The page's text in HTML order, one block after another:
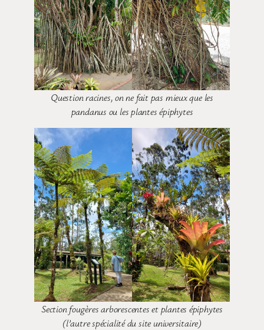
Question racines, on ne fait pas mieux que les
pandanus ou les plantes épiphytes
Section fougères arborescentes et plantes épiphytes
(l’autre spécialité du site universitaire)